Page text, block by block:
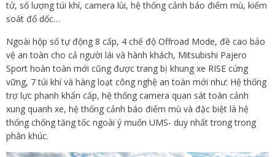
tử, số lượng túi khí, camera lùi, hệ thống cảnh báo điểm mù, kiểm
soát đổ dốc…
Ngoài hộp số tự động 8 cấp, 4 chế độ Offroad Mode, đề cao bảo
vệ an toàn cho cả người lái và hành khách, Mitsubishi Pajero
Sport hoàn toàn mới cũng được trang bị khung xe RISE cứng
vững, 7 túi khí và hàng loạt công nghệ an toàn mới như: Hệ thống
trợ lực phanh khẩn cấp, hệ thống camera quan sát toàn cảnh
xung quanh xe, hệ thống cảnh báo điểm mù và đặc biệt là hệ
thống chống tăng tốc ngoài ý muốn UMS- duy nhất trong trong
phân khúc.